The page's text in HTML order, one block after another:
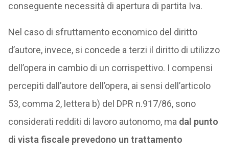
conseguente necessità di apertura di partita Iva.
Nel caso di sfruttamento economico del diritto
d’autore, invece, si concede a terzi il diritto di utilizzo
dell’opera in cambio di un corrispettivo. I compensi
percepiti dall’autore dell’opera, ai sensi dell’articolo
53, comma 2, lettera b) del DPR n.917/86, sono
considerati redditi di lavoro autonomo, ma dal punto
di vista fiscale prevedono un trattamento